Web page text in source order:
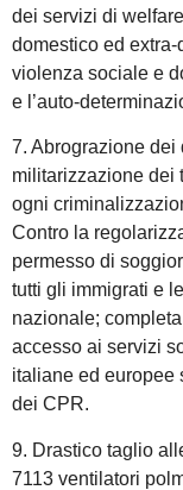
dei servizi di
domestico ed
violenza sociale e
e l’auto-
7. Abrograzione
militarizzazione dei
ogni
Contro la
permesso di
tutti gli immigrati e
nazionale;
accesso ai servizi
italiane ed europee
dei CPR.
9. Drastico taglio
7113 ventilatori